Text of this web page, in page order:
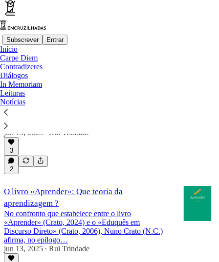
Subscrever Entrar
Início
Carpe Diem
Contradizeres
Diálogos
In Memoriam
Leituras
Notícias
Leituras
O livro «Aprender: As provas internacionais
Quando iniciei a escrita de textos relacionados com a
análise do livro «Aprender» tinha decidido que não
iria abordar o subcapítulo, «Portugal em…
jun 19, 2025
Rui Trindade
3
2
O livro «Aprender»: Que teoria da
aprendizagem ?
No confronto que estabelece entre o livro
«Aprender» (Crato, 2024) e o «Eduquês em
Discurso Direto» (Crato, 2006), Nuno Crato (N.C.)
afirma, no epílogo…
jun 13, 2025 • Rui Trindade